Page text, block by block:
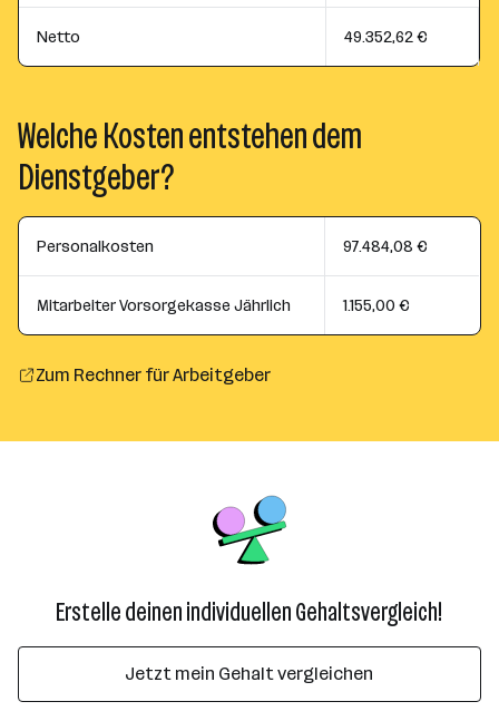
Netto 49.352,62 €
Welche Kosten entstehen dem
Dienstgeber?
Personalkosten 97.484,08 €
Mitarbeiter Vorsorgekasse Jährlich 1.155,00 €
Zum Rechner für Arbeitgeber
Erstelle deinen individuellen Gehaltsvergleich!
Jetzt mein Gehalt vergleichen